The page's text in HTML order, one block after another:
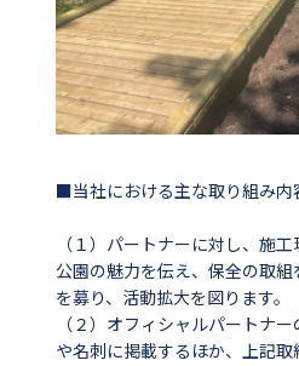
■当社における主な取り組み内
（１）パートナーに対し、施
公園の魅力を伝え、保全の取
を募り、活動拡大を図ります。
（２）オフィシャルパートナ
や名刺に掲載するほか、上記